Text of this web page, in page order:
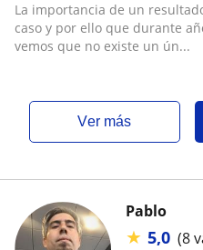
La importancia de un
caso y por ello que durante
vemos que no existe un ún...
ver más
Pablo
★ 5,0 (8